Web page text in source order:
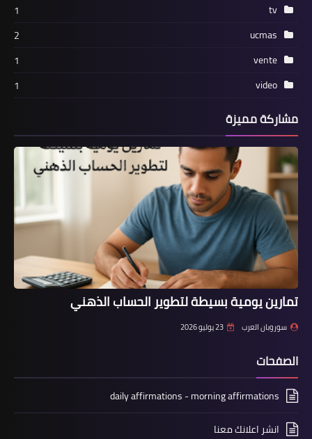
tv
1
ucmas
2
vente
1
video
1
مشاركة مميزة
تمارين يومية بسيطة لتطوير الحساب الذهني
سوروبان العرب 23 يوليو 2026
الصفحات
daily affirmations - morning affirmations
انشر اعلانك معنا